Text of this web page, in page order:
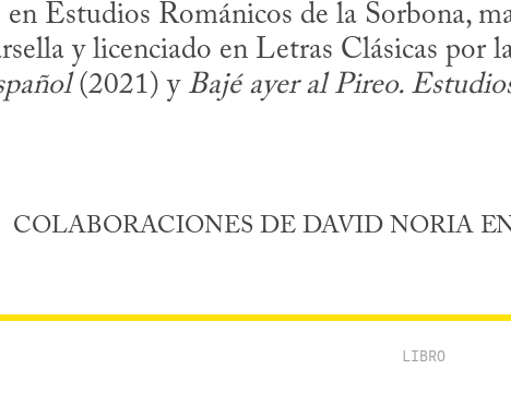
Estudios Románicos de la Sorbona,
y licenciado en Letras Clásicas por
(2021) y Bajé ayer al Pireo.
COLABORACIONES DE DAVID NORIA
LIBRO